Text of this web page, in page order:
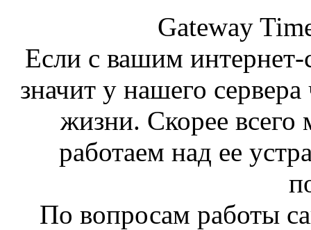
Gateway
Если с вашим интернет-
значит у нашего
жизни. Скорее
работаем над ее
По вопросам работы